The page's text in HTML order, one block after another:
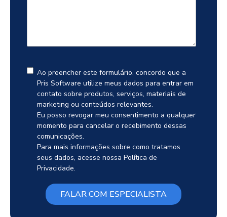
Ao preencher este formulário, concordo que a
Pris Software utilize meus dados para entrar em
contato sobre produtos, serviços, materiais de
marketing ou conteúdos relevantes.
Eu posso revogar meu consentimento a qualquer
momento para cancelar o recebimento dessas
comunicações.
Para mais informações sobre como tratamos
seus dados, acesse nossa Política de
Privacidade.